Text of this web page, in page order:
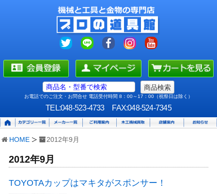
お電話でのご注文・お問合せ 電話受付時間 8：00～17：00（祝祭日は除く）
TEL:048-523-4733 FAX:048-524-7345
HOME 2012年9月
2012年9月
TOYOTAカップはマキタがスポンサー！